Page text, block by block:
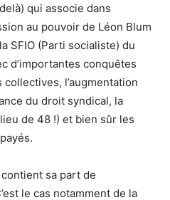
qui associe dans
au pouvoir de Léon Blum
SFIO (Parti socialiste) du
d’importantes conquêtes
l’augmentation
du droit syndical, la
de 48 !) et bien sûr les
sa part de
le cas notamment de la